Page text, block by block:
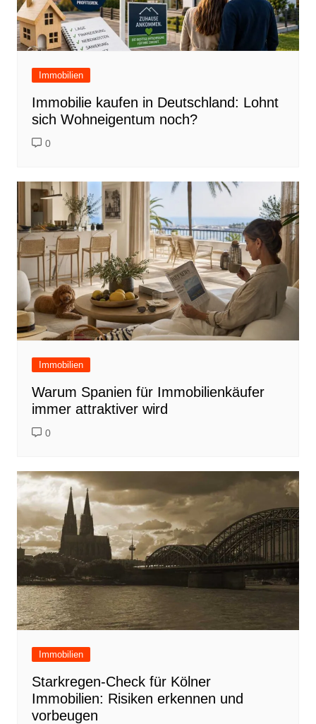
Immobilien
Immobilie kaufen in Deutschland: Lohnt
sich Wohneigentum noch?
0
Immobilien
Warum Spanien für Immobilienkäufer
immer attraktiver wird
0
Immobilien
Starkregen-Check für Kölner
Immobilien: Risiken erkennen und
vorbeugen